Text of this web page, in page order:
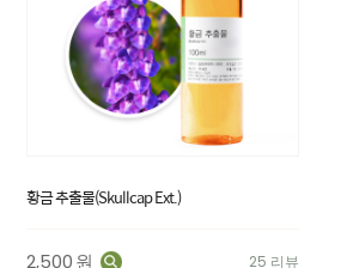
황금 추출물(Skullcap Ext.)
2,500원 25 리뷰